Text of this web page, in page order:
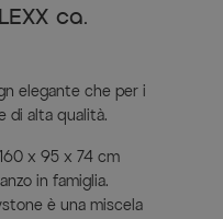
ca.
elegante che per i
di alta qualità.
x 95 x 74 cm
in famiglia.
è una miscela